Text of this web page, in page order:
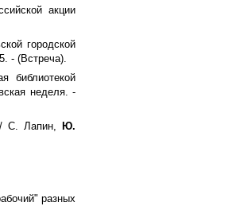
акции
городской
- (Встреча).
библиотекой
неделя. -
/ С. Лапин,Ю.
разных